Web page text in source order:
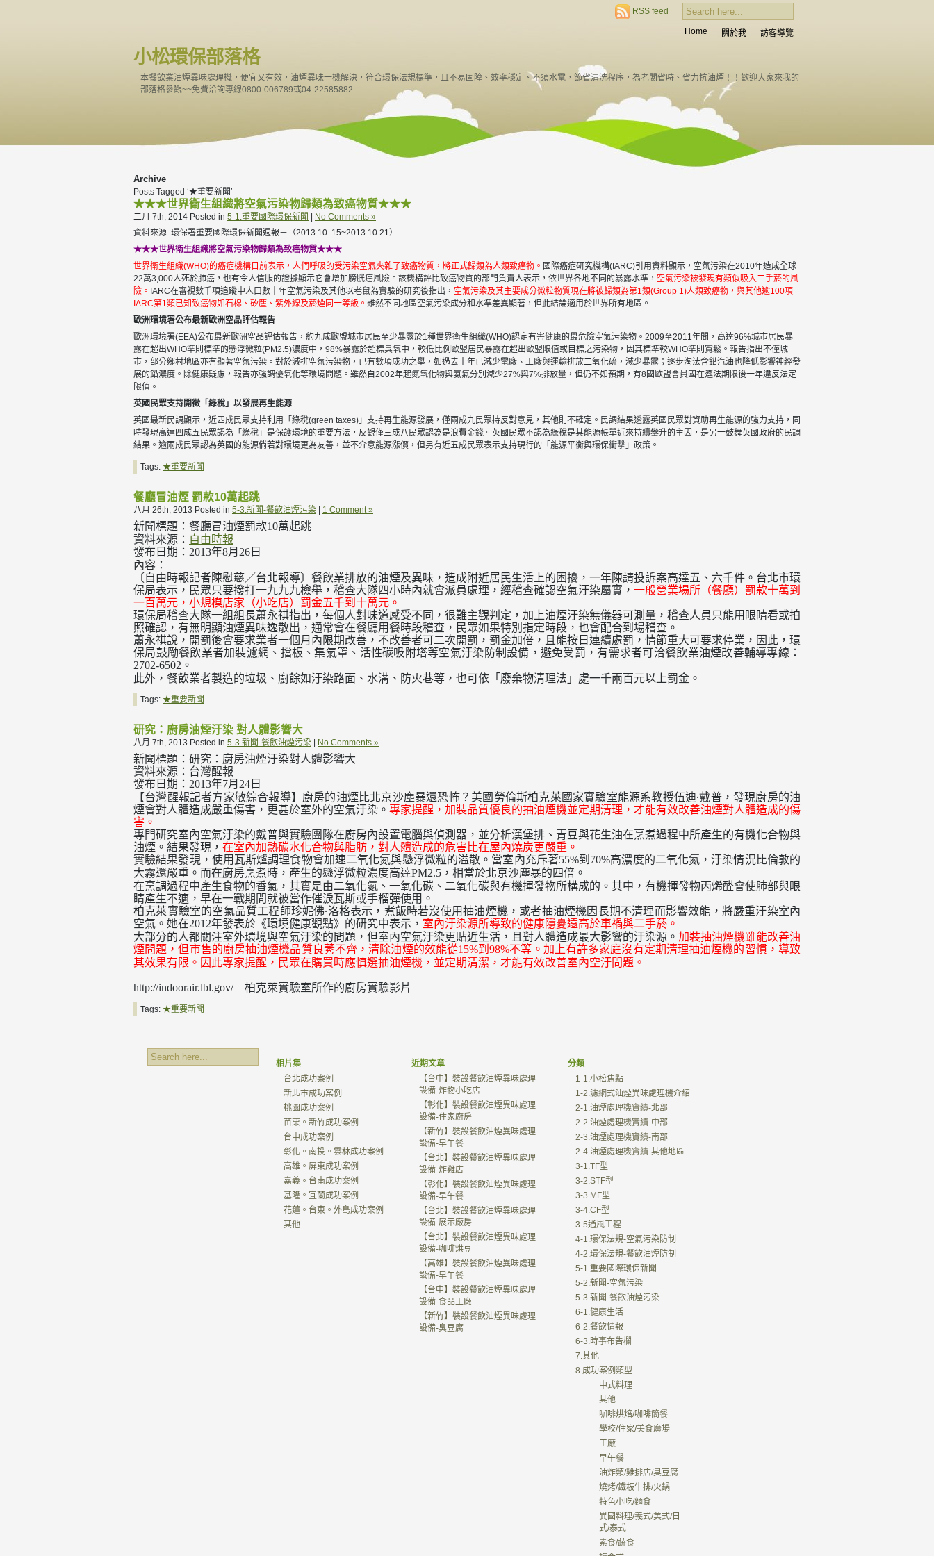
RSS feed
Home 關於我 訪客導覽
小松環保部落格
本餐飲業油煙異味處理機，便宜又有效，油煙異味一機解決，符合環保法規標準，且不易固障、效率穩定、不須水電，節省清洗程序，為老闆省時、省力抗油煙！！歡迎大家來我的
部落格參觀~~免費洽詢專線0800-006789或04-22585882
Archive
Posts Tagged ‘★重要新聞’
★★★世界衛生組織將空氣污染物歸類為致癌物質★★★
二月 7th, 2014 Posted in 5-1.重要國際環保新聞
No Comments »
資料來源: 環保署重要國際環保新聞週報－（2013.10. 15~2013.10.21）
★★★世界衛生組織將空氣污染物歸類為致癌物質★★★
世界衛生組織(WHO)的癌症機構日前表示，人們呼吸的受污染空氣夾雜了致癌物質，將正式歸類為人類致癌物。 國際癌症研究機構(IARC)引用資料顯示，空氣污染在2010年造成全球
22萬3,000人死於肺癌，也有令人信服的證據顯示它會增加膀胱癌風險。該機構評比致癌物質的部門負責人表示，依世界各地不同的暴露水準， 空氣污染被發現有類似吸入二手菸的風
險。 IARC在審視數千項追蹤中人口數十年空氣污染及其他以老鼠為實驗的研究後指出， 空氣污染及其主要成分微粒物質現在將被歸類為第1類(Group 1)人類致癌物，與其他逾100項
IARC第1類已知致癌物如石棉、矽塵、紫外線及菸煙同一等級。 雖然不同地區空氣污染成分和水準差異顯著，但此結論適用於世界所有地區。
歐洲環境署公布最新歐洲空品評估報告
歐洲環境署(EEA)公布最新歐洲空品評估報告，約九成歐盟城市居民至少暴露於1種世界衛生組織(WHO)認定有害健康的最危險空氣污染物。2009至2011年間，高達96%城市居民暴
露在超出WHO準則標準的懸浮微粒(PM2.5)濃度中，98%暴露於超標臭氧中，較低比例歐盟居民暴露在超出歐盟限值或目標之污染物，因其標準較WHO準則寬鬆。報告指出不僅城
市，部分鄉村地區亦有顯著空氣污染。對於減排空氣污染物，已有數項成功之舉，如過去十年已減少電廠、工廠與運輸排放二氧化硫，減少暴露；逐步淘汰含鉛汽油也降低影響神經發
展的鉛濃度。除健康疑慮，報告亦強調優氧化等環境問題。雖然自2002年起氮氧化物與氨氣分別減少27%與7%排放量，但仍不如預期，有8國歐盟會員國在遵法期限後一年違反法定
限值。
英國民眾支持開徵「綠稅」以發展再生能源
英國最新民調顯示，近四成民眾支持利用「綠稅(green taxes)」支持再生能源發展，僅兩成九民眾持反對意見，其他則不確定。民調結果透露英國民眾對資助再生能源的強力支持，同
時發現高達四成五民眾認為「綠稅」是保護環境的重要方法，反觀僅三成八民眾認為是浪費金錢。英國民眾不認為綠稅是其能源帳單近來持續攀升的主因，是另一鼓舞英國政府的民調
結果。逾兩成民眾認為英國的能源倘若對環境更為友善，並不介意能源漲價，但另有近五成民眾表示支持現行的「能源平衡與環保衝擊」政策。
Tags: ★重要新聞
餐廳冒油煙 罰款10萬起跳
八月 26th, 2013 Posted in 5-3.新聞-餐飲油煙污染 1 Comment »
新聞標題：餐廳冒油煙罰款10萬起跳
資料來源： 自由時報
發布日期： 2013年8月26日
內容：
〔自由時報記者陳慰慈／台北報導〕餐飲業排放的油煙及異味，造成附近居民生活上的困擾，一年陳請投訴案高達五、六千件。台北市環
保局表示，民眾只要撥打一九九九檢舉，稽查大隊四小時內就會派員處理，經稽查確認空氣汙染屬實， 一般營業場所（餐廳）罰款十萬到
一百萬元，小規模店家（小吃店）罰金五千到十萬元。
環保局稽查大隊一組組長蕭永祺指出，每個人對味道感受不同，很難主觀判定，加上油煙汙染無儀器可測量，稽查人員只能用眼睛看或拍
照確認，有無明顯油煙異味逸散出，通常會在餐廳用餐時段稽查，民眾如果特別指定時段，也會配合到場稽查。
蕭永祺說，開罰後會要求業者一個月內限期改善，不改善者可二次開罰，罰金加倍，且能按日連續處罰，情節重大可要求停業，因此，環
保局鼓勵餐飲業者加裝濾網、擋板、集氣罩、活性碳吸附塔等空氣汙染防制設備，避免受罰，有需求者可洽餐飲業油煙改善輔導專線：
2702-6502 。
此外，餐飲業者製造的垃圾、廚餘如汙染路面、水溝、防火巷等，也可依「廢棄物清理法」處一千兩百元以上罰金。
Tags: ★重要新聞
研究：廚房油煙汙染 對人體影響大
八月 7th, 2013 Posted in 5-3.新聞-餐飲油煙污染 No Comments »
新聞標題：研究：廚房油煙汙染對人體影響大
資料來源：台灣醒報
發布日期： 2013年7月24日
【台灣醒報記者方家敏綜合報導】廚房的油煙比北京沙塵暴還恐怖？美國勞倫斯柏克萊國家實驗室能源系教授伍迪‧戴普，發現廚房的油
煙會對人體造成嚴重傷害，更甚於室外的空氣汙染。 專家提醒，加裝品質優良的抽油煙機並定期清理，才能有效改善油煙對人體造成的傷
害。
專門研究室內空氣汙染的戴普與實驗團隊在廚房內設置電腦與偵測器，並分析漢堡排、青豆與花生油在烹煮過程中所產生的有機化合物與
油煙。結果發現， 在室內加熱碳水化合物與脂肪，對人體造成的危害比在屋內燒炭更嚴重。
實驗結果發現，使用瓦斯爐調理食物會加速二氧化氮與懸浮微粒的溢散。當室內充斥著55%到70%高濃度的二氧化氮，汙染情況比倫敦的
大霧還嚴重。而在廚房烹煮時，產生的懸浮微粒濃度高達PM2.5 ，相當於北京沙塵暴的四倍。
在烹調過程中產生食物的香氣，其實是由二氧化氮、一氧化碳、二氧化碳與有機揮發物所構成的。其中，有機揮發物丙烯醛會使肺部與眼
睛產生不適，早在一戰期間就被當作催淚瓦斯或手榴彈使用。
柏克萊實驗室的空氣品質工程師珍妮佛‧洛格表示，煮飯時若沒使用抽油煙機，或者抽油煙機因長期不清理而影響效能，將嚴重汙染室內
空氣。她在2012年發表於《環境健康觀點》的研究中表示， 室內汙染源所導致的健康隱憂遠高於車禍與二手菸。
大部分的人都關注室外環境與空氣汙染的問題，但室內空氣汙染更貼近生活，且對人體造成最大影響的汙染源。 加裝抽油煙機雖能改善油
煙問題，但市售的廚房抽油煙機品質良莠不齊，清除油煙的效能從15%到98%不等。加上有許多家庭沒有定期清理抽油煙機的習慣，導致
其效果有限。因此專家提醒，民眾在購買時應慎選抽油煙機，並定期清潔，才能有效改善室內空汙問題。
http://indoorair.lbl.gov/柏克萊實驗室所作的廚房實驗影片
Tags: ★重要新聞
相片集
台北成功案例
新北市成功案例
桃園成功案例
苗栗。新竹成功案例
台中成功案例
彰化。南投。雲林成功案例
高雄。屏東成功案例
嘉義。台南成功案例
基隆。宜蘭成功案例
花蓮。台東。外島成功案例
其他
近期文章
【台中】裝設餐飲油煙異味處理
設備-炸物小吃店
【彰化】裝設餐飲油煙異味處理
設備-住家廚房
【新竹】裝設餐飲油煙異味處理
設備-早午餐
【台北】裝設餐飲油煙異味處理
設備-炸雞店
【彰化】裝設餐飲油煙異味處理
設備-早午餐
【台北】裝設餐飲油煙異味處理
設備-展示廠房
【台北】裝設餐飲油煙異味處理
設備-咖啡烘豆
【高雄】裝設餐飲油煙異味處理
設備-早午餐
【台中】裝設餐飲油煙異味處理
設備-食品工廠
【新竹】裝設餐飲油煙異味處理
設備-臭豆腐
分類
1-1.小松焦點
1-2.濾網式油煙異味處理機介紹
2-1.油煙處理機實績-北部
2-2.油煙處理機實績-中部
2-3.油煙處理機實績-南部
2-4.油煙處理機實績-其他地區
3-1.TF型
3-2.STF型
3-3.MF型
3-4.CF型
3-5通風工程
4-1.環保法規-空氣污染防制
4-2.環保法規-餐飲油煙防制
5-1.重要國際環保新聞
5-2.新聞-空氣污染
5-3.新聞-餐飲油煙污染
6-1.健康生活
6-2.餐飲情報
6-3.時事布告欄
7.其他
8.成功案例類型
中式料理
其他
咖啡烘焙/咖啡簡餐
學校/住家/美食廣場
工廠
早午餐
油炸類/雞排店/臭豆腐
燒烤/鐵板牛排/火鍋
特色小吃/麵食
異國料理/義式/美式/日
式/泰式
素食/蔬食